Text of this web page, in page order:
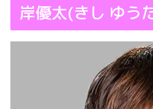
岸優太(きし ゆう